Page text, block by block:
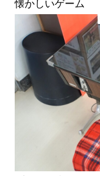
懐かしいゲーム